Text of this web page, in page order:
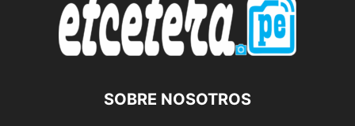
SOBRE NOSOTROS